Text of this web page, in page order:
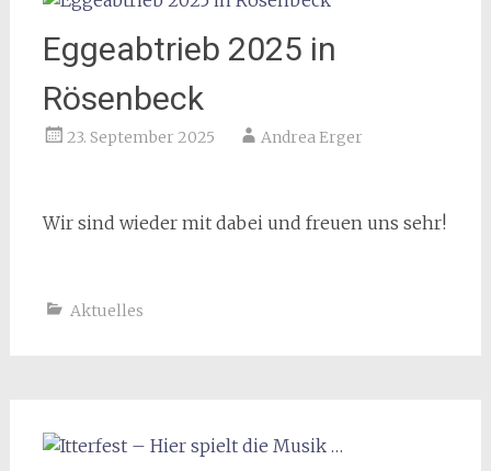
Eggeabtrieb 2025 in
Rösenbeck
23. September 2025 Andrea Erger
Wir sind wieder mit dabei und freuen uns sehr!
Aktuelles